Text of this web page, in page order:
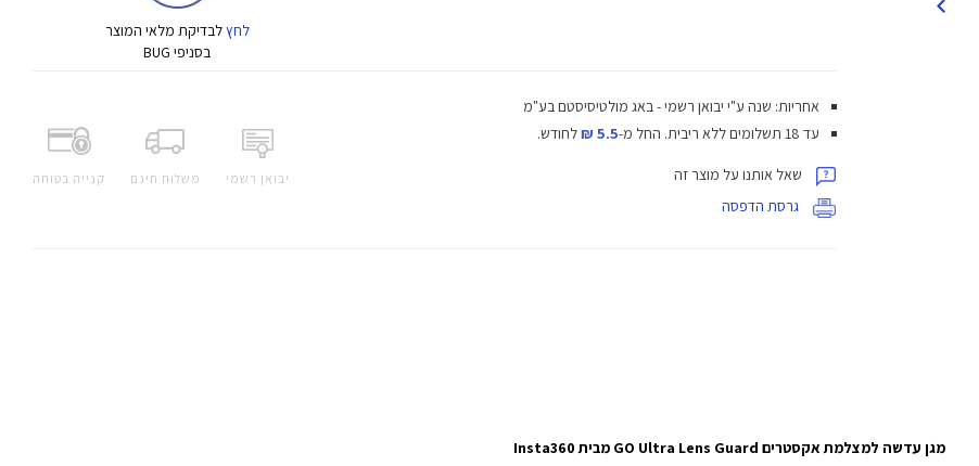
לחץלבדיקת מלאי המוצר
בסניפי BUG
יבואן רשמי משלוח חינם קנייה בטוחה
אחריות: שנה ע"י יבואן רשמי - באג מולטיסיסטם בע"מ
עד 18 תשלומים ללא ריבית.
החל מ-5.5 ₪ לחודש.
שאל אותנו על מוצר זה
גרסת הדפסה
מגן עדשה למצלמת אקסטרים GO Ultra Lens Guard מבית Insta360